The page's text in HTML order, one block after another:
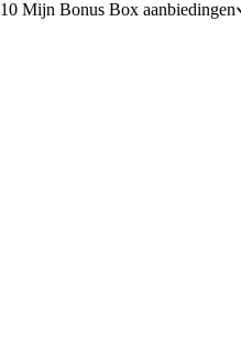
10 Mijn Bonus Box aanbiedingen